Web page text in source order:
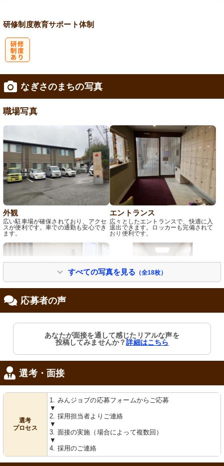
研修制度教育サポート体制
なぎさのまちの写真
職場写真
外観
広い駐車場が確保されており、アクセ
スが便利です。車での通勤も安心でき
ます。
エントランス
広々としたエントランスで、快適に入
退出できます。ロッカーも完備されて
おり便利です。
心温まるデザインの看板が迎えてくれ
ます。施設での仕事がより楽しく感じ
られるでしょう。
エレベーター
優しい照明に包まれ、静かでリラック
スできる移動を提供する空間です。
シンプルで清潔感のある廊下です。手
前には洗面台が設置されています。
明るく広々とした空間で、自然光が優
しく差し込んでいます。居心地の良い
すべての写真を見る （全18枚）
応募者の声
あなたが面接を通して感じたリアルな声を
投稿してみませんか？詳細はこちら
選考・面接
選考
プロセス
1. みんジョブの応募フォームからご応募
▼
2. 採用担当者よりご連絡
▼
3. 面接の実施（場合によって複数回）
▼
4. 採用のご連絡